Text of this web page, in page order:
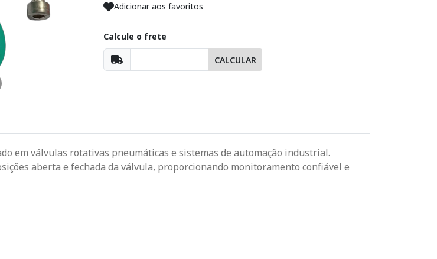
Adicionar aos favoritos
Calcule o frete
CALCULAR
em válvulas rotativas pneumáticas e sistemas de automação industrial.
aberta e fechada da válvula, proporcionando monitoramento confiável e